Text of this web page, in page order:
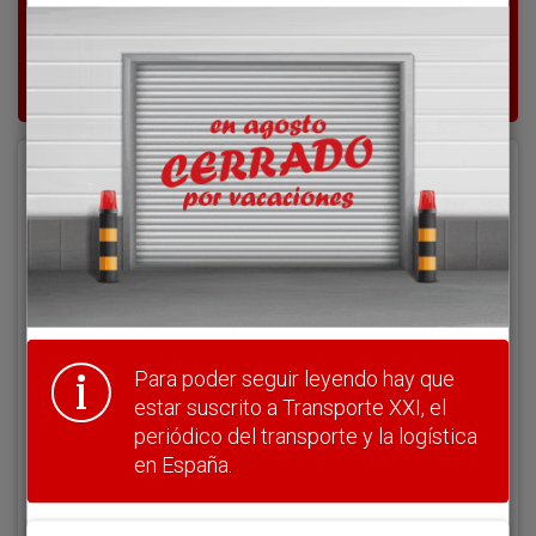
suscrito a Transporte XXI, el periódico
del transporte y la logística en España.
Acceder
Nombre de usuario
Clave
Haga clic aquí para recuperarla.
Para poder seguir leyendo hay que
estar suscrito a Transporte XXI, el
periódico del transporte y la logística
en España.